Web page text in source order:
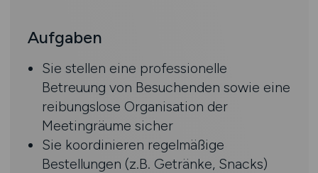
Aufgaben
Sie stellen eine professionelle
Betreuung von Besuchenden sowie eine
reibungslose Organisation der
Meetingräume sicher
Sie koordinieren regelmäßige
Bestellungen (z.B. Getränke, Snacks)